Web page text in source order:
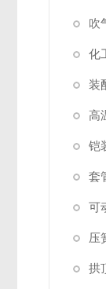
吹
化
装
高
铠
套
可
压
拱